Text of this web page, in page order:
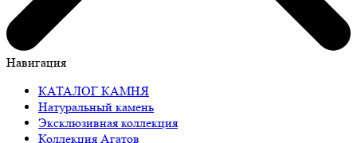
Навигация
КАТАЛОГ КАМНЯ
Натуральный камень
Эксклюзивная коллекция
Коллекция Агатов